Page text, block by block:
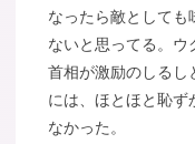
なったら敵としても
ないと思ってる。ウ
首相が激励のしるし
には、ほとほと恥ず
なかった。